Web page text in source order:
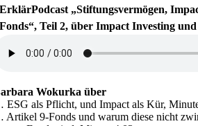
ErklärPodcast „Stiftungsvermögen,
Fonds“, Teil 2, über Impact Investing
Wokurka über
ESG als Pflicht, und Impact als Kür,
9-Fonds und warum diese nicht